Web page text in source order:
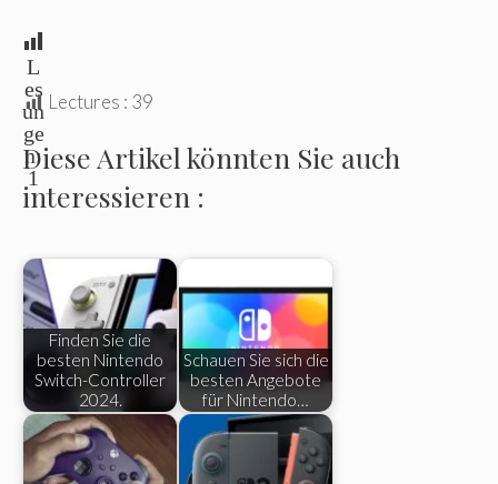
L
es
un
ge
n:
1
Lectures : 39
Diese Artikel könnten Sie auch
interessieren :
Finden Sie die
besten Nintendo
Switch-Controller
2024.
Schauen Sie sich die
besten Angebote
für Nintendo…